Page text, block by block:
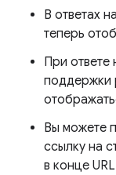
В ответах
теперь
При ответе
поддержки
Вы можете
ссылку на
в конце